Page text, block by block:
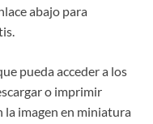
abajo para
pueda acceder a los
o imprimir
la imagen en miniatura